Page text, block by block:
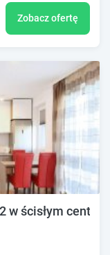
Zobacz ofertę
w ścisłym